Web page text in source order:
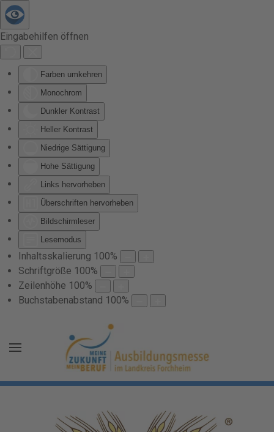
Eingabehilfen öffnen
Farben umkehren
Monochrom
Dunkler Kontrast
Heller Kontrast
Niedrige Sättigung
Hohe Sättigung
Links hervorheben
Überschriften hervorheben
Bildschirmleser
Lesemodus
Inhaltsskalierung 100%
Schriftgröße 100%
Zeilenhöhe 100%
Buchstabenabstand 100%
Zum Hauptinhalt springen